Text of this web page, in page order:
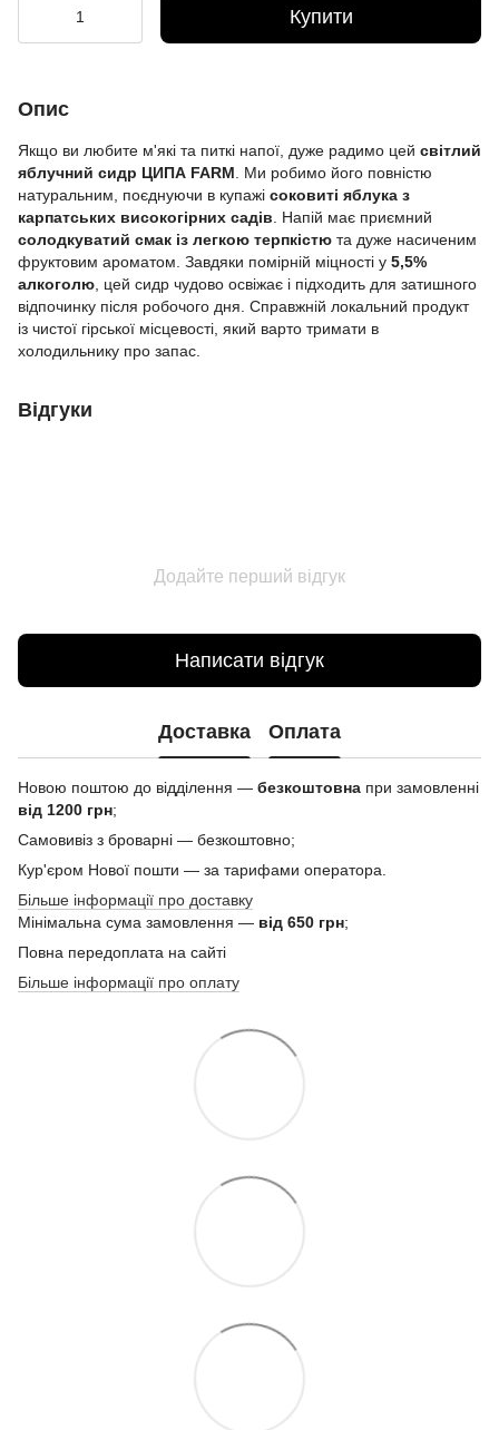
Купити
Опис
Якщо ви любите м'які та питкі напої, дуже радимо цей світлий
яблучний сидр ЦИПА FARM . Ми робимо його повністю
натуральним, поєднуючи в купажі соковиті яблука з
карпатських високогірних садів . Напій має приємний
солодкуватий смак із легкою терпкістю та дуже насиченим
фруктовим ароматом. Завдяки помірній міцності у 5,5%
алкоголю , цей сидр чудово освіжає і підходить для затишного
відпочинку після робочого дня. Справжній локальний продукт
із чистої гірської місцевості, який варто тримати в
холодильнику про запас.
Відгуки
Додайте перший відгук
Написати відгук
Доставка Оплата
Новою поштою до відділення — безкоштовна при замовленні
від 1200 грн;
Самовивіз з броварні — безкоштовно;
Кур'єром Нової пошти — за тарифами оператора.
Більше інформації про доставку
Мінімальна сума замовлення — від 650 грн;
Повна передоплата на сайті
Більше інформації про оплату